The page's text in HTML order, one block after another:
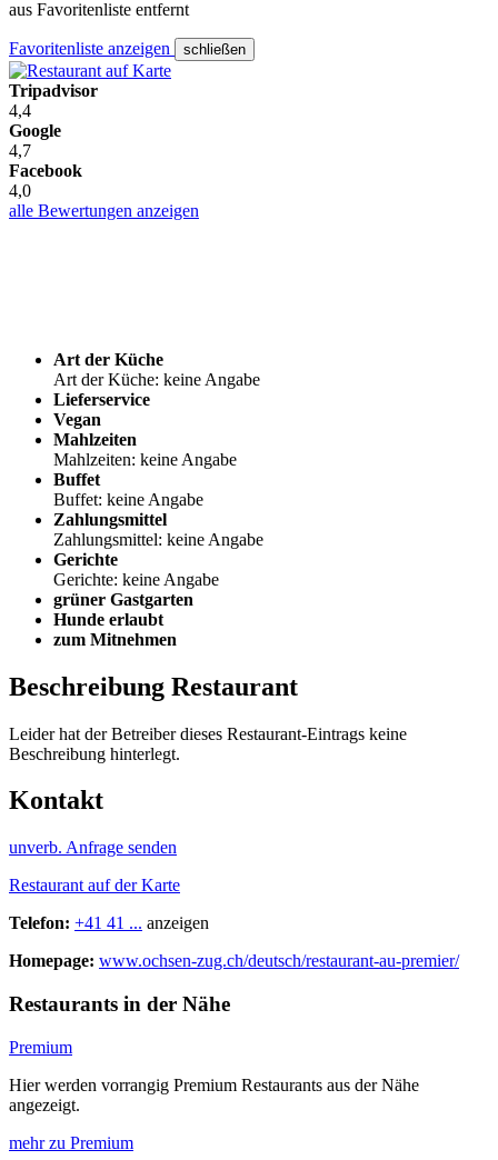
aus Favoritenliste entfernt
Favoritenliste anzeigen schließen
Tripadvisor
4,4
Google
4,7
Facebook
4,0
alle Bewertungen anzeigen
Art der Küche
Art der Küche: keine Angabe
Lieferservice
Vegan
Mahlzeiten
Mahlzeiten: keine Angabe
Buffet
Buffet: keine Angabe
Zahlungsmittel
Zahlungsmittel: keine Angabe
Gerichte
Gerichte: keine Angabe
grüner Gastgarten
Hunde erlaubt
zum Mitnehmen
Beschreibung Restaurant
Leider hat der Betreiber dieses Restaurant-Eintrags keine
Beschreibung hinterlegt.
Kontakt
unverb. Anfrage senden
Restaurant auf der Karte
Telefon: +41 41 ... anzeigen
Homepage: www.ochsen-zug.ch/deutsch/restaurant-au-premier/
Restaurants in der Nähe
Premium
Hier werden vorrangig Premium Restaurants aus der Nähe
angezeigt.
mehr zu Premium